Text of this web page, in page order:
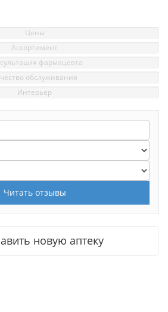
Цены
Ассортимент
фармацевта
обслуживания
Интерьер
Читать отзывы
новую аптеку